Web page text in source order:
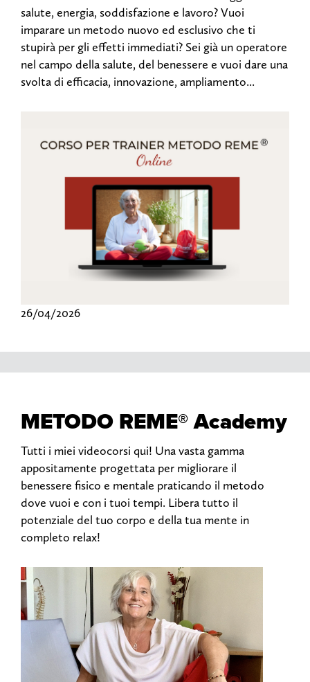
salute, energia, soddisfazione e lavoro? Vuoi
imparare un metodo nuovo ed esclusivo che ti
stupirà per gli effetti immediati? Sei già un operatore
nel campo della salute, del benessere e vuoi dare una
svolta di efficacia, innovazione, ampliamento...
26/04/2026
METODO REME® Academy
Tutti i miei videocorsi qui! Una vasta gamma
appositamente progettata per migliorare il
benessere fisico e mentale praticando il metodo
dove vuoi e con i tuoi tempi. Libera tutto il
potenziale del tuo corpo e della tua mente in
completo relax!